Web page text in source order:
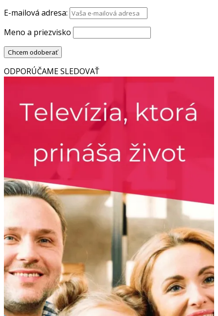
E-mailová adresa:
Meno a priezvisko
ODPORÚČAME SLEDOVAŤ